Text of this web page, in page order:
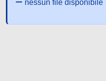
nessun file disponibile